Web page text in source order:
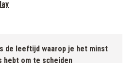
de leeftijd waarop je het minst
hebt om te scheiden